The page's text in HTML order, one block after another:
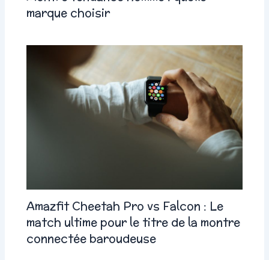
marque choisir
Amazfit Cheetah Pro vs Falcon : Le
match ultime pour le titre de la montre
connectée baroudeuse